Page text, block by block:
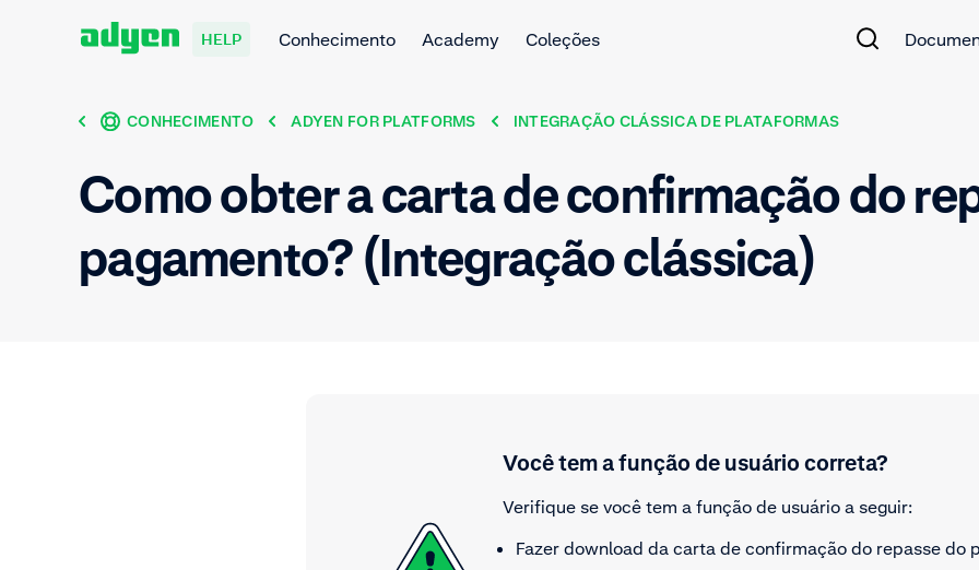
HELP Conhecimento Academy Coleções
CONHECIMENTO ADYEN FOR PLATFORMS INTEGRAÇÃO CLÁSSICA DE PLATAFORMAS
Como obter a carta de confirmação do
pagamento? (Integração clássica)
Você tem a função de usuário correta?
Verifique se você tem a função de usuário a seguir:
Fazer download da carta de confirmação do repasse do